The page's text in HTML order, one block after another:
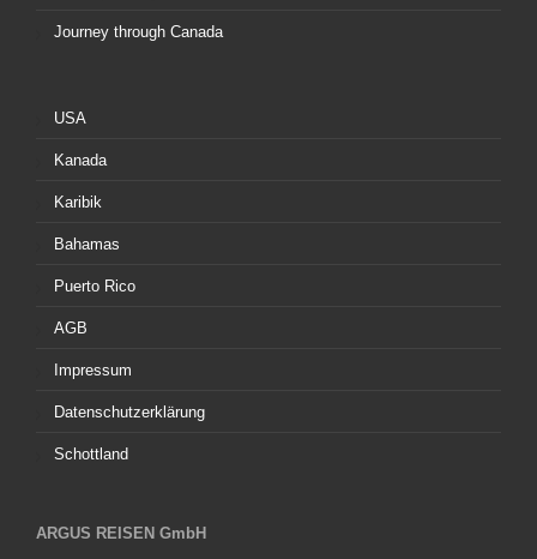
Journey through Canada
USA
Kanada
Karibik
Bahamas
Puerto Rico
AGB
Impressum
Datenschutzerklärung
Schottland
ARGUS REISEN GmbH